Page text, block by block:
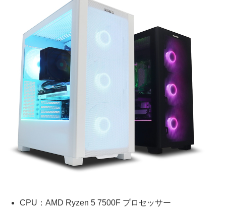
CPU：AMD Ryzen 5 7500F プロセッサー